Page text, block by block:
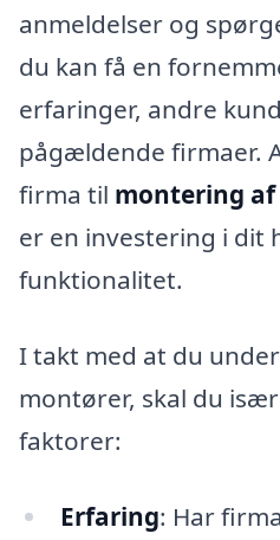
anmeldelser og
du kan få en
erfaringer, andre
pågældende firmaer.
firma til montering
er en investering i dit
funktionalitet.
I takt med at du
montører, skal du
faktorer:
Erfaring: Har